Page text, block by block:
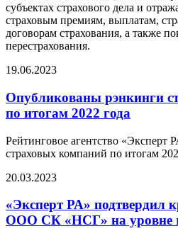
субъектах страхового дела и
страховым премиям, выплатам,
договорам страхования, а также
перестрахования.
19.06.2023
Опубликованы рэнкинги
по итогам 2022 года
Рейтинговое агентство «Эксперт
страховых компаний по итогам
20.03.2023
«Эксперт РА» подтвердил
ООО СК «НСГ» на уровне